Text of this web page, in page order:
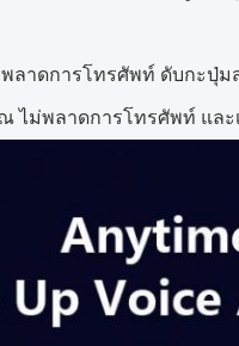
ลาดการโทรศัพท์ ดับกะปุ่ม
ไม่พลาดการโทรศัพท์ และ